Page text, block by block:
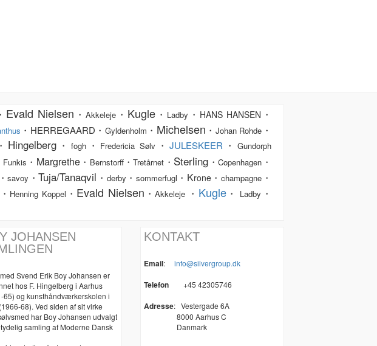
・ Evald Nielsen ・Akkeleje ・ Kugle・ Ladby ・ HANS HANSEN ・
・HERREGAARD・ Gyldenholm ・ Michelsen ・ Johan Rohde ・
Hingelberg ・ fogh・ Fredericia Sølv ・JULESKEER ・ Gundorph
Funkis ・ Margrethe・ Bernstorff・Tretårnet ・ Sterling ・Copenhagen ・
・savoy ・Tuja/Tanaqvil ・ derby ・ sommerfugl ・ Krone・champagne ・
Henning Koppel ・ Evald Nielsen ・Akkeleje ・ Kugle・ Ladby ・
JOHANSEN
Svend Erik Boy Johansen er
hos F. Hingelberg i Aarhus
65) og kunsthåndværkerskolen i
68). Ved siden af sit virke
har Boy Johansen udvalgt
samling af Moderne Dansk
KONTAKT
Email: info@silvergroup.dk
Telefon +45 42305746
Adresse: Vestergade 6A
8000 Aarhus C
Danmark